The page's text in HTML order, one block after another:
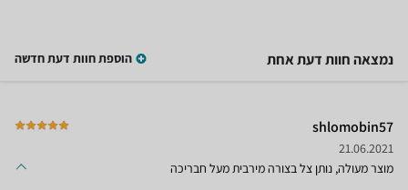
נמצאה חוות דעת אחת הוספת חוות דעת חדשה
shlomobin57
21.06.2021
מוצר מעולה, נותן צל בצורה מירבית מעל חבריכה